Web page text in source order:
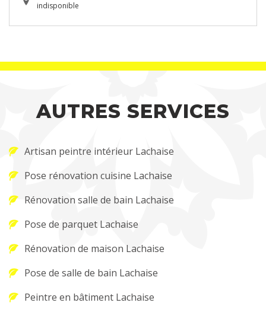
indisponible
AUTRES SERVICES
Artisan peintre intérieur Lachaise
Pose rénovation cuisine Lachaise
Rénovation salle de bain Lachaise
Pose de parquet Lachaise
Rénovation de maison Lachaise
Pose de salle de bain Lachaise
Peintre en bâtiment Lachaise